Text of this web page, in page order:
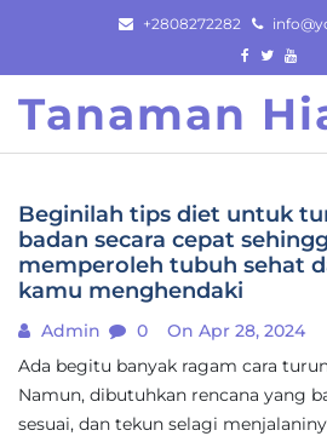
content
+2808272282
Tanaman
Beginilah tips diet untuk
badan secara cepat
memperoleh tubuh sehat
kamu menghendaki
Admin 0
On Apr 28, 2024
Ada begitu banyak ragam cara
Namun, dibutuhkan rencana yang
sesuai, dan tekun selagi